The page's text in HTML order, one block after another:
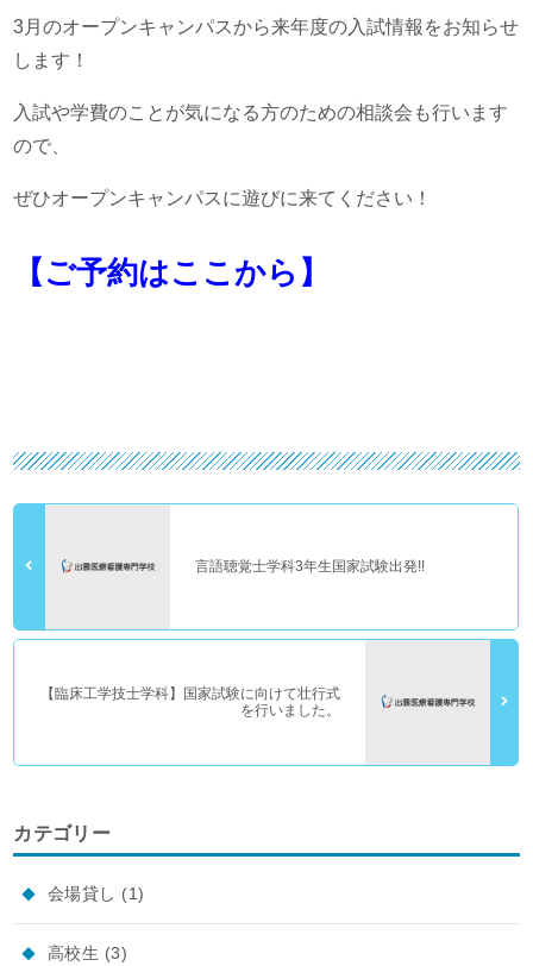
3月のオープンキャンパスから来年度の入試情報をお知らせ
します！
入試や学費のことが気になる方のための相談会も行います
ので、
ぜひオープンキャンパスに遊びに来てください！
【ご予約はここから】
言語聴覚士学科3年生国家試験出発!!
【臨床工学技士学科】国家試験に向けて壮行式
を行いました。
カテゴリー
会場貸し (1)
高校生 (3)